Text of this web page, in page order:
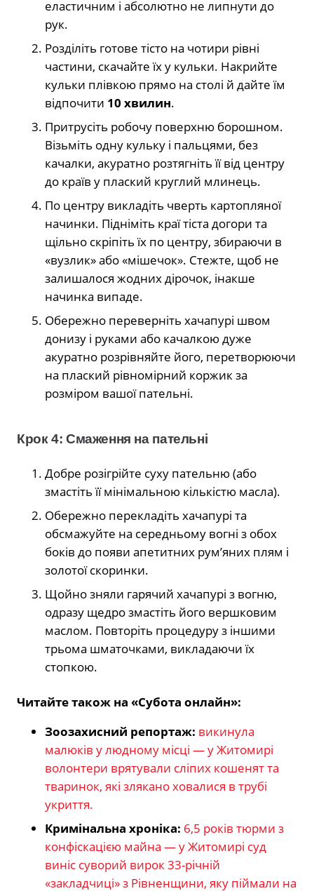
еластичним і абсолютно не липнути до
рук.
Розділіть готове тісто на чотири рівні
частини, скачайте їх у кульки. Накрийте
кульки плівкою прямо на столі й дайте їм
відпочити 10 хвилин.
Притрусіть робочу поверхню борошном.
Візьміть одну кульку і пальцями, без
качалки, акуратно розтягніть її від центру
до країв у плаский круглий млинець.
По центру викладіть чверть картопляної
начинки. Підніміть краї тіста догори та
щільно скріпіть їх по центру, збираючи в
«вузлик» або «мішечок». Стежте, щоб не
залишалося жодних дірочок, інакше
начинка випаде.
Обережно переверніть хачапурі швом
донизу і руками або качалкою дуже
акуратно розрівняйте його, перетворюючи
на плаский рівномірний коржик за
розміром вашої пательні.
Крок 4: Смаження на пательні
Добре розігрійте суху пательню (або
змастіть її мінімальною кількістю масла).
Обережно перекладіть хачапурі та
обсмажуйте на середньому вогні з обох
боків до появи апетитних рум’яних плям і
золотої скоринки.
Щойно зняли гарячий хачапурі з вогню,
одразу щедро змастіть його вершковим
маслом. Повторіть процедуру з іншими
трьома шматочками, викладаючи їх
стопкою.
Читайте також на «Субота онлайн»:
Зоозахисний репортаж: викинула
малюків у людному місці — у Житомирі
волонтери врятували сліпих кошенят та
тваринок, які злякано ховалися в трубі
укриття.
Кримінальна хроніка: 6,5 років тюрми з
конфіскацією майна — у Житомирі суд
виніс суворий вирок 33-річній
«закладчиці» з Рівненщини, яку піймали на